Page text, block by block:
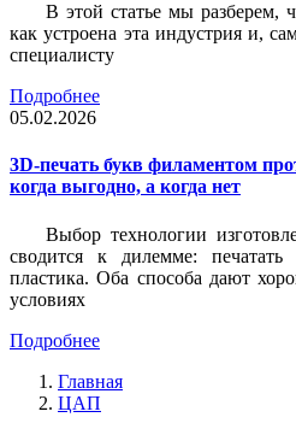
В этой статье мы разберем,
как устроена эта индустрия и,
специалисту
Подробнее
05.02.2026
3D-печать букв филаментом
когда выгодно, а когда нет
Выбор технологии
сводится к дилемме:
пластика. Оба способа дают
условиях
Подробнее
Главная
ЦАП